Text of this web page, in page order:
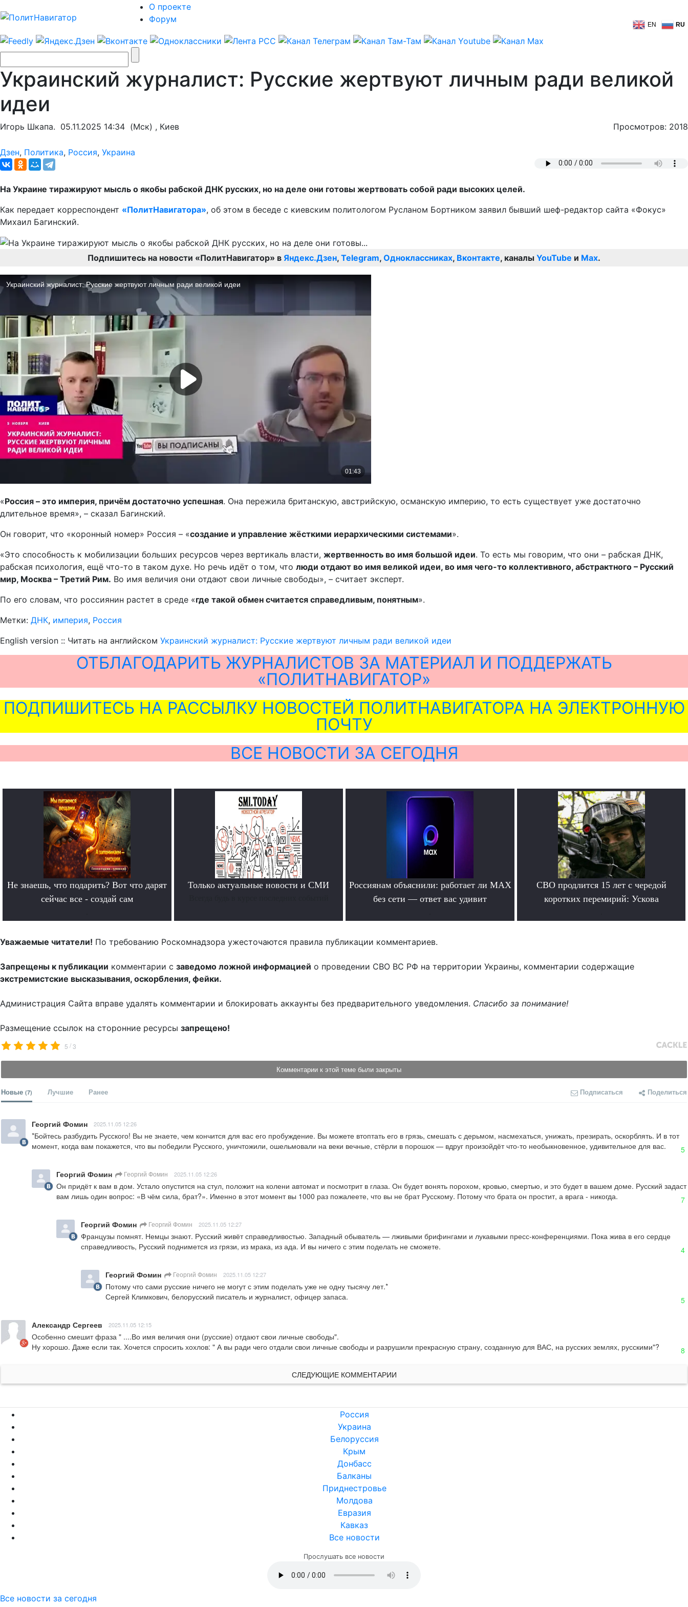
О проекте
Форум
EN RU
Украинский журналист: Русские жертвуют личным ради великой
идеи
Игорь Шкапа. 05.11.2025 14:34 (Мск) , Киев Просмотров: 2018
Дзен, Политика, Россия, Украина
На Украине тиражируют мысль о якобы рабской ДНК русских, но на деле они готовы жертвовать собой ради высоких целей.
Как передает корреспондент «ПолитНавигатора», об этом в беседе с киевским политологом Русланом Бортником заявил бывший шеф-редактор сайта «Фокус»
Михаил Багинский.
Подпишитесь на новости «ПолитНавигатор» в Яндекс.Дзен, Telegram, Одноклассниках, Вконтакте, каналы YouTube и Max.
«Россия – это империя, причём достаточно успешная. Она пережила британскую, австрийскую, османскую империю, то есть существует уже достаточно
длительное время», – сказал Багинский.
Он говорит, что «коронный номер» Россия – «создание и управление жёсткими иерархическими системами».
«Это способность к мобилизации больших ресурсов через вертикаль власти, жертвенность во имя большой идеи. То есть мы говорим, что они – рабская ДНК,
рабская психология, ещё что-то в таком духе. Но речь идёт о том, что люди отдают во имя великой идеи, во имя чего-то коллективного, абстрактного – Русский
мир, Москва – Третий Рим. Во имя величия они отдают свои личные свободы», – считает эксперт.
По его словам, что россиянин растет в среде «где такой обмен считается справедливым, понятным».
Метки: ДНК, империя, Россия
English version :: Читать на английском Украинский журналист: Русские жертвуют личным ради великой идеи
ОТБЛАГОДАРИТЬ ЖУРНАЛИСТОВ ЗА МАТЕРИАЛ И ПОДДЕРЖАТЬ
«ПОЛИТНАВИГАТОР»
ПОДПИШИТЕСЬ НА РАССЫЛКУ НОВОСТЕЙ ПОЛИТНАВИГАТОРА НА ЭЛЕКТРОННУЮ
ПОЧТУ
ВСЕ НОВОСТИ ЗА СЕГОДНЯ
Не знаешь, что подарить? Вот что дарят
сейчас все - создай сам
Только актуальные новости и СМИ
Россиянам объяснили: работает ли MAX
без сети — ответ вас удивит
СВО продлится 15 лет с чередой
коротких перемирий: Ускова
Уважаемые читатели! По требованию Роскомнадзора ужесточаются правила публикации комментариев.
Запрещены к публикации комментарии с заведомо ложной информацией о проведении СВО ВС РФ на территории Украины, комментарии содержащие
экстремистские высказывания, оскорбления, фейки.
Администрация Сайта вправе удалять комментарии и блокировать аккаунты без предварительного уведомления. Спасибо за понимание!
Размещение ссылок на сторонние ресурсы запрещено!
5 /3
Комментарии к этой теме были закрыты
Новые (7) Лучшие Ранее Подписаться Поделиться
Георгий Фомин 2025.11.05 12:26
*Бойтесь разбудить Русского! Вы не знаете, чем кончится для вас его пробуждение. Вы можете втоптать его в грязь, смешать с дерьмом, насмехаться, унижать, презирать, оскорблять. И в тот
момент, когда вам покажется, что вы победили Русского, уничтожили, ошельмовали на веки вечные, стёрли в порошок — вдруг произойдёт что-то необыкновенное, удивительное для вас.
5
Георгий Фомин Георгий Фомин 2025.11.05 12:26
Он придёт к вам в дом. Устало опустится на стул, положит на колени автомат и посмотрит в глаза. Он будет вонять порохом, кровью, смертью, и это будет в вашем доме. Русский задаст
вам лишь один вопрос: «В чём сила, брат?». Именно в этот момент вы 1000 раз пожалеете, что вы не брат Русскому. Потому что брата он простит, а врага - никогда.
7
Георгий Фомин Георгий Фомин 2025.11.05 12:27
Французы помнят. Немцы знают. Русский живёт справедливостью. Западный обыватель — лживыми брифингами и лукавыми пресс-конференциями. Пока жива в его сердце
справедливость, Русский поднимется из грязи, из мрака, из ада. И вы ничего с этим поделать не сможете.
4
Георгий Фомин Георгий Фомин 2025.11.05 12:27
Потому что сами русские ничего не могут с этим поделать уже не одну тысячу лет.*
Сергей Климкович, белорусский писатель и журналист, офицер запаса.
5
Александр Сергеев 2025.11.05 12:15
Особенно смешит фраза " ....Во имя величия они (русские) отдают свои личные свободы".
Ну хорошо. Даже если так. Хочется спросить хохлов: " А вы ради чего отдали свои личные свободы и разрушили прекрасную страну, созданную для ВАС, на русских землях, русскими"?
8
СЛЕДУЮЩИЕ КОММЕНТАРИИ
Россия
Украина
Белоруссия
Крым
Донбасс
Балканы
Приднестровье
Молдова
Евразия
Кавказ
Все новости
Прослушать все новости
Все новости за сегодня